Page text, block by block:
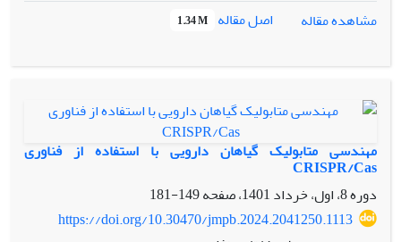
پزشکی و علوم زیستی نانوتکنولوژی به طور گسترده‌ای به
کارگرفته شده است و از نانومواد مختلف مانند نانولوله‌های کربنی
انتقال هدفمند استفاده شده است. در این مطالعه، پس از عاملدار
کردن و تغییر سطح CNTs و بارگیری بارگیری pDNA حاوی ژن
گزارشگر mgfp5-ER نانوحامل تهیه شد. در مرحله بعد، انتقال ژن
به سلول‌های گیاهی توسط نانوحامل تهیه شده SWCNTs@pDNA
انجام شد. موفقیت انتقال ژن توسط ردیایی سیگنال فلورسنت ژن
گزارشگر mgfp5-ER مورد بررسی قرار کرفت. نتایج این پژوهش
تهیه نانوحامل با ظرفیت بالا برای بارگیری pDNA بر سطح آن و
مشاهده مقاله
اصل مقاله 1.34 M
مهندسی متابولیک گیاهان دارویی با استفاده از فناوری
CRISPR/Cas
دوره 8، اول، خرداد 1401، صفحه
149-181
https://doi.org/10.30470/jmpb.2024.2041250.1113